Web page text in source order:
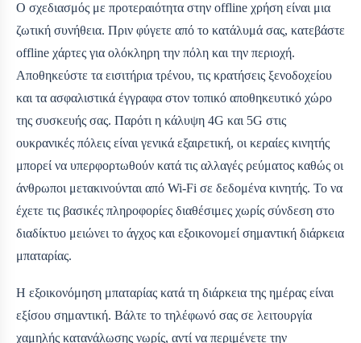
Ο σχεδιασμός με προτεραιότητα στην offline χρήση είναι μια
ζωτική συνήθεια. Πριν φύγετε από το κατάλυμά σας, κατεβάστε
offline χάρτες για ολόκληρη την πόλη και την περιοχή.
Αποθηκεύστε τα εισιτήρια τρένου, τις κρατήσεις ξενοδοχείου
και τα ασφαλιστικά έγγραφα στον τοπικό αποθηκευτικό χώρο
της συσκευής σας. Παρότι η κάλυψη 4G και 5G στις
ουκρανικές πόλεις είναι γενικά εξαιρετική, οι κεραίες κινητής
μπορεί να υπερφορτωθούν κατά τις αλλαγές ρεύματος καθώς οι
άνθρωποι μετακινούνται από Wi‑Fi σε δεδομένα κινητής. Το να
έχετε τις βασικές πληροφορίες διαθέσιμες χωρίς σύνδεση στο
διαδίκτυο μειώνει το άγχος και εξοικονομεί σημαντική διάρκεια
μπαταρίας.
Η εξοικονόμηση μπαταρίας κατά τη διάρκεια της ημέρας είναι
εξίσου σημαντική. Βάλτε το τηλέφωνό σας σε λειτουργία
χαμηλής κατανάλωσης νωρίς, αντί να περιμένετε την